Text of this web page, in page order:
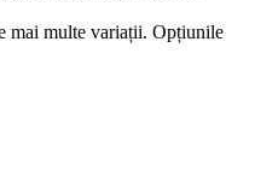
mai multe variații. Opțiunile